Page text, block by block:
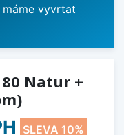
vyvrtat
Natur +
SLEVA 10%